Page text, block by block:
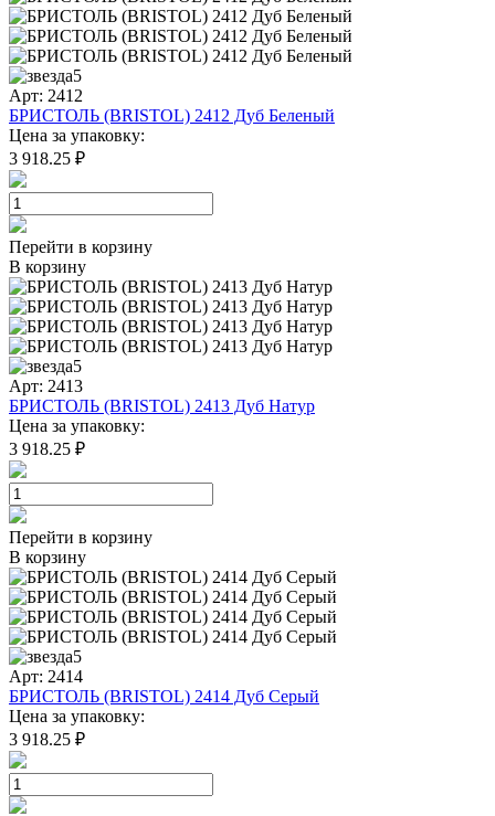
5
Арт: 2412
БРИСТОЛЬ (BRISTOL) 2412 Дуб Беленый
Цена за упаковку:
3 918.25 ₽
Перейти в корзину
В корзину
5
Арт: 2413
БРИСТОЛЬ (BRISTOL) 2413 Дуб Натур
Цена за упаковку:
3 918.25 ₽
Перейти в корзину
В корзину
5
Арт: 2414
БРИСТОЛЬ (BRISTOL) 2414 Дуб Серый
Цена за упаковку:
3 918.25 ₽